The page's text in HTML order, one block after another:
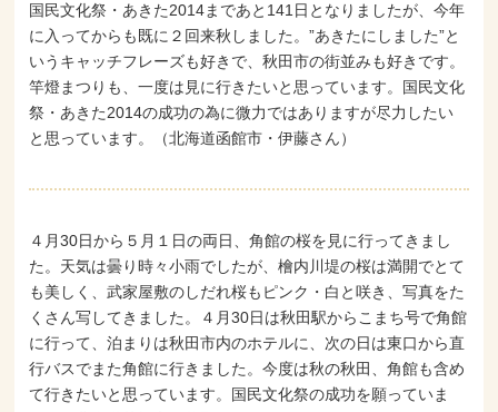
国民文化祭・あきた2014まであと141日となりましたが、今年
に入ってからも既に２回来秋しました。”あきたにしました”と
いうキャッチフレーズも好きで、秋田市の街並みも好きです。
竿燈まつりも、一度は見に行きたいと思っています。国民文化
祭・あきた2014の成功の為に微力ではありますが尽力したい
と思っています。（北海道函館市・伊藤さん）
４月30日から５月１日の両日、角館の桜を見に行ってきまし
た。天気は曇り時々小雨でしたが、檜内川堤の桜は満開でとて
も美しく、武家屋敷のしだれ桜もピンク・白と咲き、写真をた
くさん写してきました。４月30日は秋田駅からこまち号で角館
に行って、泊まりは秋田市内のホテルに、次の日は東口から直
行バスでまた角館に行きました。今度は秋の秋田、角館も含め
て行きたいと思っています。国民文化祭の成功を願っていま